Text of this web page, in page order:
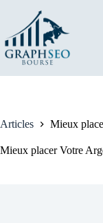
contenu
Articles Mieux
Mieux placer Votre